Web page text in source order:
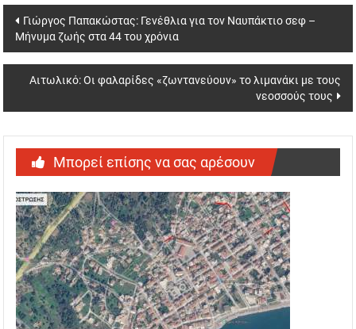
Post
navigation
Γιώργος Παπακώστας: Γενέθλια για τον Ναυπάκτιο σεφ –
Μήνυμα ζωής στα 44 του χρόνια
Αιτωλικό: Οι φαλαρίδες «ζωντανεύουν» το λιμανάκι με τους
νεοσσούς τους
Μπορεί επίσης να σας αρέσουν